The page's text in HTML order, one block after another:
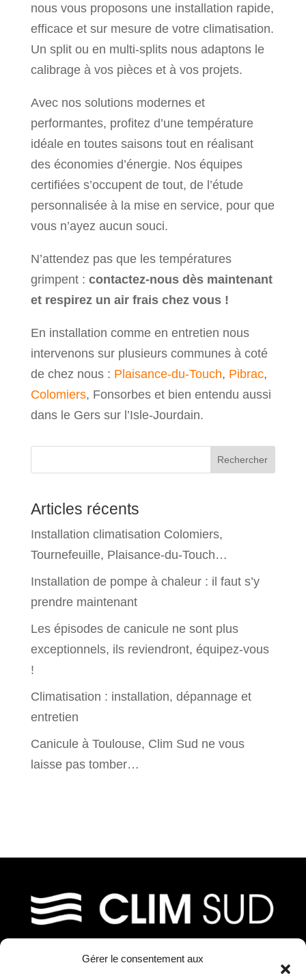
Gérer le consentement aux
nous vous proposons une installation rapide,
efficace et sur mesure de votre climatisation.
Un split ou en multi-splits nous adaptons le
calibrage à vos pièces et à vos projets.
Avec nos solutions modernes et
performantes, profitez d’une température
idéale en toutes saisons tout en réalisant
des économies d’énergie. Nos équipes
certifiées s’occupent de tout, de l’étude
personnalisée à la mise en service, pour que
vous n’ayez aucun souci.
N’attendez pas que les températures
grimpent : contactez-nous dès maintenant
et respirez un air frais chez vous !
En installation comme en entretien nous
intervenons sur plusieurs communes à coté
de chez nous : Plaisance-du-Touch, Pibrac,
Colomiers, Fonsorbes et bien entendu aussi
dans le Gers sur l’Isle-Jourdain.
Rechercher
Articles récents
Installation climatisation Colomiers,
Tournefeuille, Plaisance-du-Touch…
Installation de pompe à chaleur : il faut s’y
prendre maintenant
Les épisodes de canicule ne sont plus
exceptionnels, ils reviendront, équipez-vous
!
Climatisation : installation, dépannage et
entretien
Canicule à Toulouse, Clim Sud ne vous
laisse pas tomber…
39, chemin de Fournolis